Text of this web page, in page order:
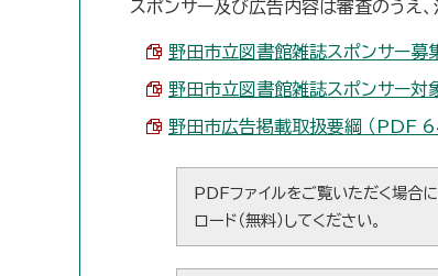
スポンサー及び広告内容は審査のうえ
野田市立図書館雑誌スポンサー
野田市立図書館雑誌スポンサー対
野田市広告掲載取扱要綱 （PDF
PDFファイルをご覧いただく場合
ロード（無料）してください。